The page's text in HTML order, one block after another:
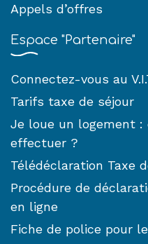
Appels d’offres
Espace "Partenaire"
Connectez-vous au
Tarifs taxe de séjour
Je loue un logement :
effectuer ?
Télédéclaration Taxe
Procédure de
en ligne
Fiche de police pour